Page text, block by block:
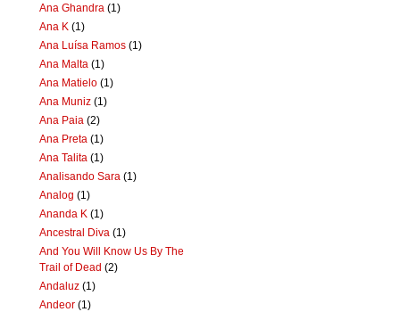
Ana Ghandra (1)
Ana K (1)
Ana Luísa Ramos (1)
Ana Malta (1)
Ana Matielo (1)
Ana Muniz (1)
Ana Paia (2)
Ana Preta (1)
Ana Talita (1)
Analisando Sara (1)
Analog (1)
Ananda K (1)
Ancestral Diva (1)
And You Will Know Us By The
Trail of Dead (2)
Andaluz (1)
Andeor (1)